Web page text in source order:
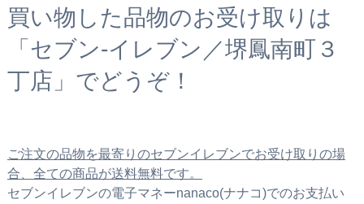
買い物した品物のお受け取りは
「セブン‐イレブン／堺鳳南町３
丁店」でどうぞ！
ご注文の品物を最寄りのセブンイレブンでお受け取りの場
合、全ての商品が送料無料です。
セブンイレブンの電子マネーnanaco(ナナコ)でのお支払い